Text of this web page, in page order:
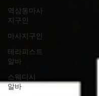
역삼동마사
지구인
마사지구인
테라피스트
알바
스웨디시
알바